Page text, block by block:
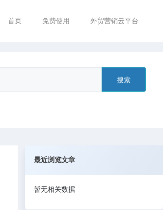
首页 免费使用 外贸营销云平台
搜索
最近浏览文章
暂无相关数据